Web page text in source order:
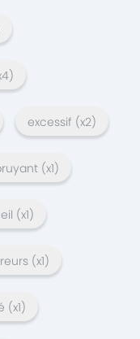
4)
excessif (x2)
(x1)
(x1)
(x1)
(x1)